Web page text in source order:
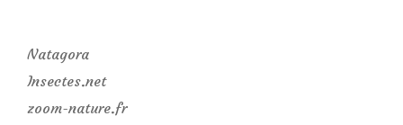
Natagora
Insectes.net
zoom-nature.fr